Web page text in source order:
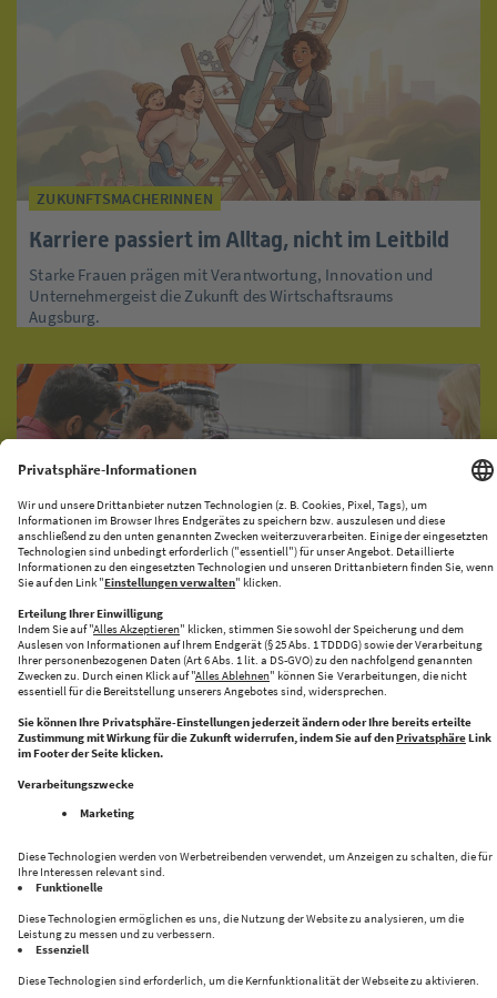
ZUKUNFTSMACHERINNEN
Karriere passiert im Alltag, nicht im Leitbild
Starke Frauen prägen mit Verantwortung, Innovation und
Unternehmergeist die Zukunft des Wirtschaftsraums
Augsburg.
KI-PRODUKATIONSNETZWERK
CENTRE FOR FUTURE PRODUCTION
Halle 43 bringt Innovation und Industrie zusammen